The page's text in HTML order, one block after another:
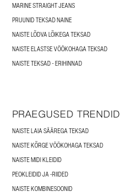
MARINE STRAIGHT JEANS
PRUUNID TEKSAD NAINE
NAISTE LÕDVA LÕIKEGA TEKSAD
NAISTE ELASTSE VÖÖKOHAGA TEKSAD
NAISTE TEKSAD - ERIHINNAD
PRAEGUSED TRENDID
NAISTE LAIA SÄÄREGA TEKSAD
NAISTE KÕRGE VÖÖKOHAGA TEKSAD
NAISTE MIDI KLEIDID
PEOKLEIDID JA -RIIDED
NAISTE KOMBINESOONID